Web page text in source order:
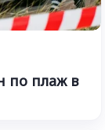
по плаж в